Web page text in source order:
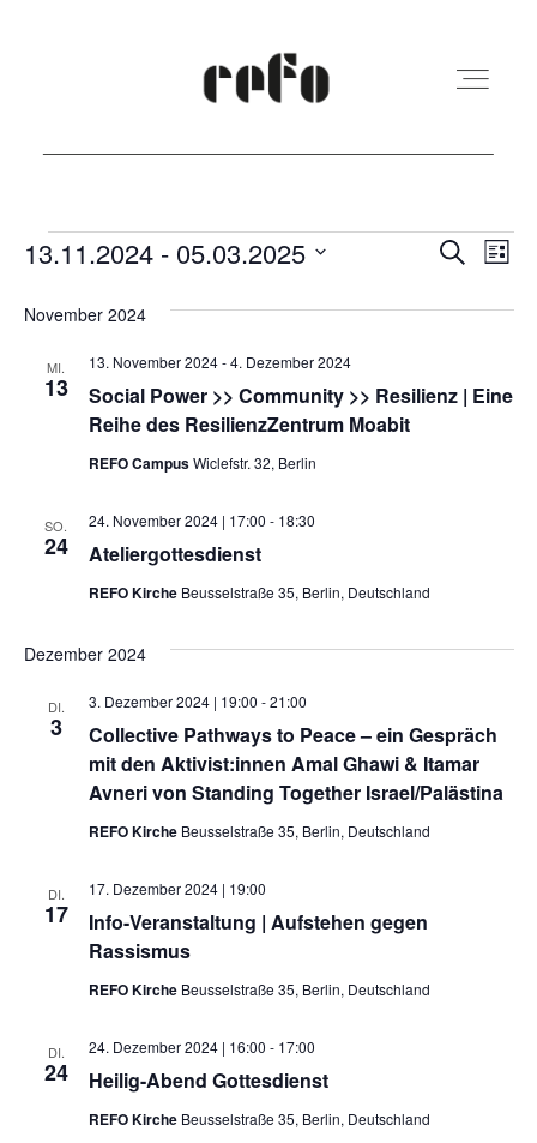
REFO Moabit
Terminkalender
Kita
Vermietung
Kontakt
Veranstaltungen SucheListe
13.11.2024 - 05.03.2025
wählen.
November 2024
MI.
13
Social Power >> Community >> Resilienz | Eine
Reihe des ResilienzZentrum Moabit
13. November 2024-4. Dezember 2024
REFO CampusWiclefstr. 32, Berlin
SO.
24 Ateliergottesdienst
24. November 2024 | 17:00 - 18:30
REFO Kirche Beusselstraße 35, Berlin, Deutschland
Dezember 2024
DI.
3
Collective Pathways to Peace – ein Gespräch
mit den Aktivist:innen Amal Ghawi & Itamar
Avneri von Standing Together Israel/Palästina
3. Dezember 2024 | 19:00 -21:00
REFO Kirche Beusselstraße 35, Berlin, Deutschland
DI.
17
Info-Veranstaltung | Aufstehen gegen
Rassismus
17. Dezember 2024 | 19:00
REFO Kirche Beusselstraße 35, Berlin, Deutschland
DI.
24 Heilig-Abend Gottesdienst
24. Dezember 2024 | 16:00 - 17:00
REFO Kirche Beusselstraße 35, Berlin, Deutschland